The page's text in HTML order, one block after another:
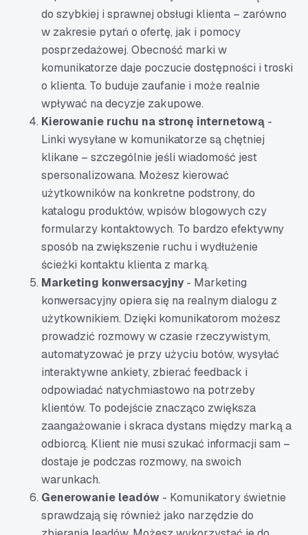
do szybkiej i sprawnej obsługi klienta – zarówno
w zakresie pytań o ofertę, jak i pomocy
posprzedażowej. Obecność marki w
komunikatorze daje poczucie dostępności i troski
o klienta. To buduje zaufanie i może realnie
wpływać na decyzje zakupowe.
Kierowanie ruchu na stronę internetową -
Linki wysyłane w komunikatorze są chętniej
klikane – szczególnie jeśli wiadomość jest
spersonalizowana. Możesz kierować
użytkowników na konkretne podstrony, do
katalogu produktów, wpisów blogowych czy
formularzy kontaktowych. To bardzo efektywny
sposób na zwiększenie ruchu i wydłużenie
ścieżki kontaktu klienta z marką.
Marketing konwersacyjny - Marketing
konwersacyjny opiera się na realnym dialogu z
użytkownikiem. Dzięki komunikatorom możesz
prowadzić rozmowy w czasie rzeczywistym,
automatyzować je przy użyciu botów, wysyłać
interaktywne ankiety, zbierać feedback i
odpowiadać natychmiastowo na potrzeby
klientów. To podejście znacząco zwiększa
zaangażowanie i skraca dystans między marką a
odbiorcą. Klient nie musi szukać informacji sam –
dostaje je podczas rozmowy, na swoich
warunkach.
Generowanie leadów - Komunikatory świetnie
sprawdzają się również jako narzędzie do